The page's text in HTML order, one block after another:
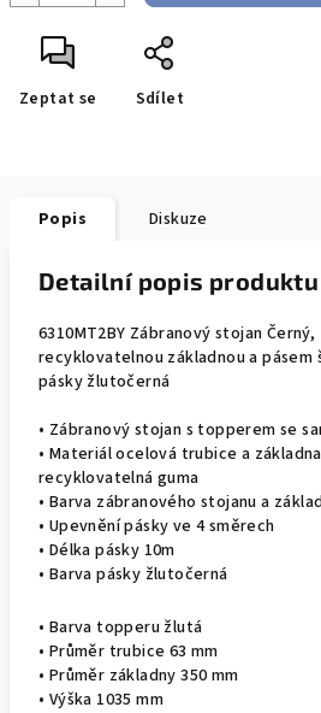
Zeptat se Sdílet
Popis Diskuze
Detailní popis produktu
6310MT2BY Zábranový stojan
recyklovatelnou základnou a pásem
pásky žlutočerná
• Zábranový stojan s topperem se
• Materiál ocelová trubice a
recyklovatelná guma
• Barva zábranového stojanu a
• Upevnění pásky ve 4 směrech
• Délka pásky 10m
• Barva pásky žlutočerná
• Barva topperu žlutá
• Průměr trubice 63 mm
• Průměr základny 350 mm
• Výška 1035 mm